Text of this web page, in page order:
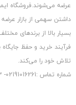
عرضه می‏‏‏‌شوند.فروشگاه
داشتن سهمی از بازار عرضه
بسیار بالا از برندهای
فرآیند خرید و حفظ جایگاه
تلاش خود را می‌‏‏کند.
شماره تماس :02191016261- 09044654433